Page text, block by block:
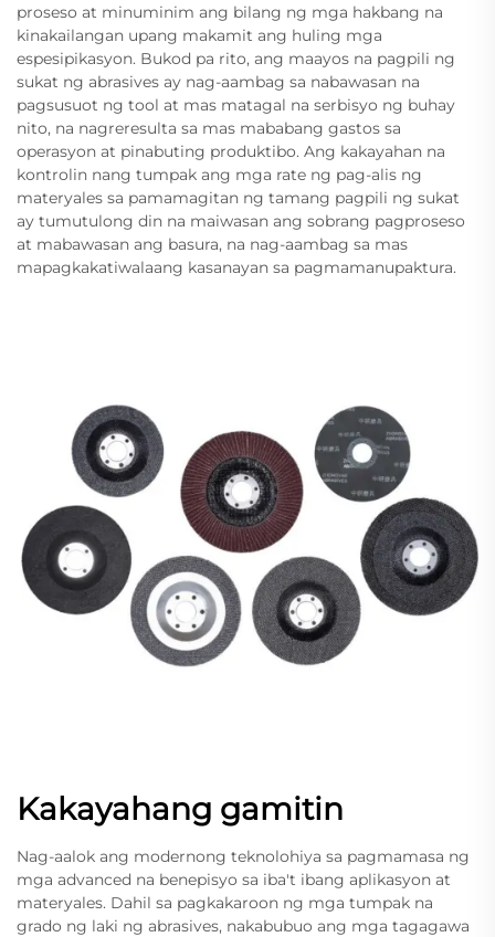
proseso at minuminim ang bilang ng mga hakbang na
kinakailangan upang makamit ang huling mga
espesipikasyon. Bukod pa rito, ang maayos na pagpili ng
sukat ng abrasives ay nag-aambag sa nabawasan na
pagsusuot ng tool at mas matagal na serbisyo ng buhay
nito, na nagreresulta sa mas mababang gastos sa
operasyon at pinabuting produktibo. Ang kakayahan na
kontrolin nang tumpak ang mga rate ng pag-alis ng
materyales sa pamamagitan ng tamang pagpili ng sukat
ay tumutulong din na maiwasan ang sobrang pagproseso
at mabawasan ang basura, na nag-aambag sa mas
mapagkakatiwalaang kasanayan sa pagmamanupaktura.
Kakayahang gamitin
Nag-aalok ang modernong teknolohiya sa pagmamasa ng
mga advanced na benepisyo sa iba't ibang aplikasyon at
materyales. Dahil sa pagkakaroon ng mga tumpak na
grado ng laki ng abrasives, nakabubuo ang mga tagagawa